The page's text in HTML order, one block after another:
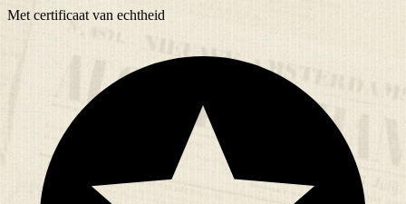
Met certificaat van echtheid